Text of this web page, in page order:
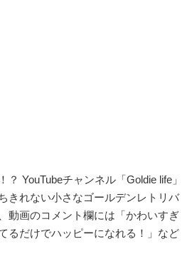
YouTubeチャンネル「Goldie life」
きれない小さなゴールデンレトリバ
動画のコメント欄には「かわいすぎ
るだけでハッピーになれる！」など